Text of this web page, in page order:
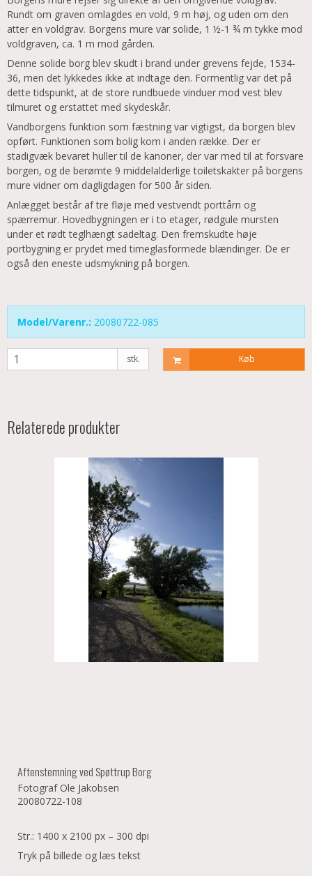
Rundt om graven omlagdes en vold, 9 m høj, og uden om den
atter en voldgrav. Borgens mure var solide, 1 ½-1 ¾ m tykke mod
voldgraven, ca. 1 m mod gården.
Denne solide borg blev skudt i brand under grevens fejde, 1534-
36, men det lykkedes ikke at indtage den. Formentlig var det på
dette tidspunkt, at de store rundbuede vinduer mod vest blev
tilmuret og erstattet med skydeskår.
Vandborgens funktion som fæstning var vigtigst, da borgen blev
opført. Funktionen som bolig kom i anden række. Der er
stadigvæk bevaret huller til de kanoner, der var med til at forsvare
borgen, og de berømte 9 middelalderlige toiletskakter på borgens
mure vidner om dagligdagen for 500 år siden.
Anlægget består af tre fløje med vestvendt porttårn og
spærremur. Hovedbygningen er i to etager, rødgule mursten
under et rødt teglhængt sadeltag. Den fremskudte høje
portbygning er prydet med timeglasformede blændinger. De er
også den eneste udsmykning på borgen.
Model/Varenr.: 20080722-085
stk. Køb
Relaterede produkter
Aftenstemning ved Spøttrup Borg
Fotograf Ole Jakobsen
20080722-108
Str.: 1400 x 2100 px – 300 dpi
Tryk på billede og læs tekst